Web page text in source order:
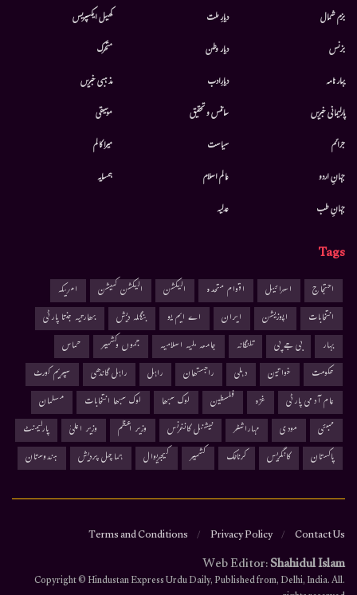
بزم شمال
بزنس
بہار نامہ
پارلیمانی خبریں
جرائم
جہانِ اردو
جہانِ طب
دیارِ ملت
دیار وطن
دیارِادب
سائنس و تحقیق
سیاست
عالم اسلام
عدلیہ
کھیل ایکسپریس
متحرك
مذہبی خبریں
موسيقى
میرا کالم
ہمسایہ
Tags
احتجاج اسرائیل اقوام متحدہ الیکشن الیکشن کمیشن
امریکہ
انتخابات
اپوزیشن ایران اے ایم یو بنگلہ دیش
بھارتیہ جنتا پارٹی
بہار
بی جے پی تلنگانہ جامعہ ملیہ اسلامیہ جموں وکشمیر
حماس
حکومت
خواتین دہلی راجستھان راہل راہل گاندھی
سپریم کورٹ
عام آدمی پارٹی
غزہ فلسطین لوک سبھا لوک سبھا انتخابات
مسلمان
ممبئی
مودی مہاراشٹر نیشنل کانفرنس وزیر اعظم وزیر اعلیٰ
پارلیمنٹ
پاکستان
کانگریس کرناٹک کشمیر کیجریوال ہماچل پردیش ہندوستان
Contact Us
Privacy Policy
Terms and Conditions
Web Editor:Shahidul Islam
.Copyright © Hindustan Express Urdu Daily, Published from, Delhi, India. All